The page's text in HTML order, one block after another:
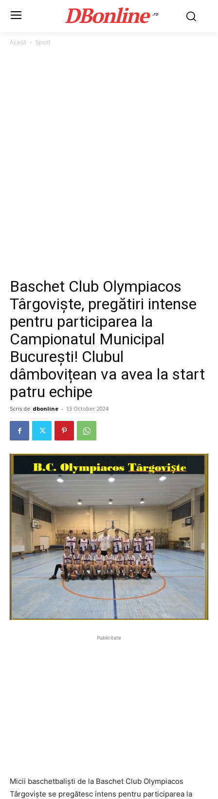
DBonline .ro
Acasă Sport
Baschet Club Olympiacos
Târgoviște, pregătiri intense
pentru participarea la
Campionatul Municipal
București! Clubul
dâmbovițean va avea la start
patru echipe
Scris de dbonline - 13 October 2024
Publicitate
Micii baschetbaliști de la Baschet Club Olympiacos
Târgoviște se pregătesc intens pentru participarea la